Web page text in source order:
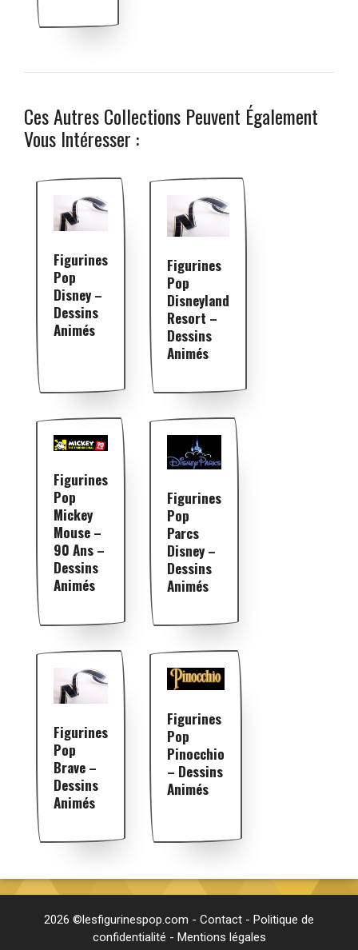
Ces Autres Collections Peuvent Également
Vous Intéresser :
Figurines
Pop
Disney –
Dessins
Animés
Figurines
Pop
Disneyland
Resort –
Dessins
Animés
Figurines
Pop
Mickey
Mouse –
90 Ans –
Dessins
Animés
Figurines
Pop
Parcs
Disney –
Dessins
Animés
Figurines
Pop
Brave –
Dessins
Animés
Figurines
Pop
Pinocchio
– Dessins
Animés
2026 ©lesfigurinespop.com - Contact - Politique de
confidentialité - Mentions légales